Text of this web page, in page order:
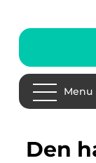
Menu
Den have trænger til en